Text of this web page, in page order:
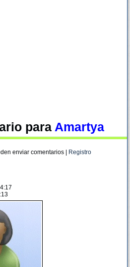
para Amartya
enviar comentarios | Registro